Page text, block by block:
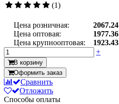
(1)
Цена розничная: 2067.24
Цена оптовая:
1977.36
Цена крупнооптовая:
1923.43
+
В корзину
Оформить заказ
Сравнить
Отложить
Способы оплаты